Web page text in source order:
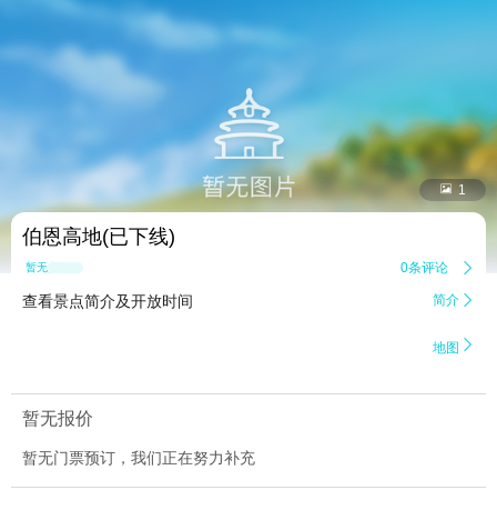
 1
伯恩高地(已下线)
暂无点评 0条评论 
查看景点简介及开放时间 简介 
地图 
暂无报价
暂无门票预订，我们正在努力补充